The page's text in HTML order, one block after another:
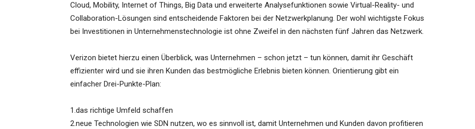
Cloud, Mobility, Internet of Things, Big Data und erweiterte Analysefunktionen sowie Virtual-Reality- und
Collaboration-Lösungen sind entscheidende Faktoren bei der Netzwerkplanung. Der wohl wichtigste Fokus
bei Investitionen in Unternehmenstechnologie ist ohne Zweifel in den nächsten fünf Jahren das Netzwerk.
Verizon bietet hierzu einen Überblick, was Unternehmen – schon jetzt – tun können, damit ihr Geschäft
effizienter wird und sie ihren Kunden das bestmögliche Erlebnis bieten können. Orientierung gibt ein
einfacher Drei-Punkte-Plan:
1.das richtige Umfeld schaffen
2.neue Technologien wie SDN nutzen, wo es sinnvoll ist, damit Unternehmen und Kunden davon profitieren